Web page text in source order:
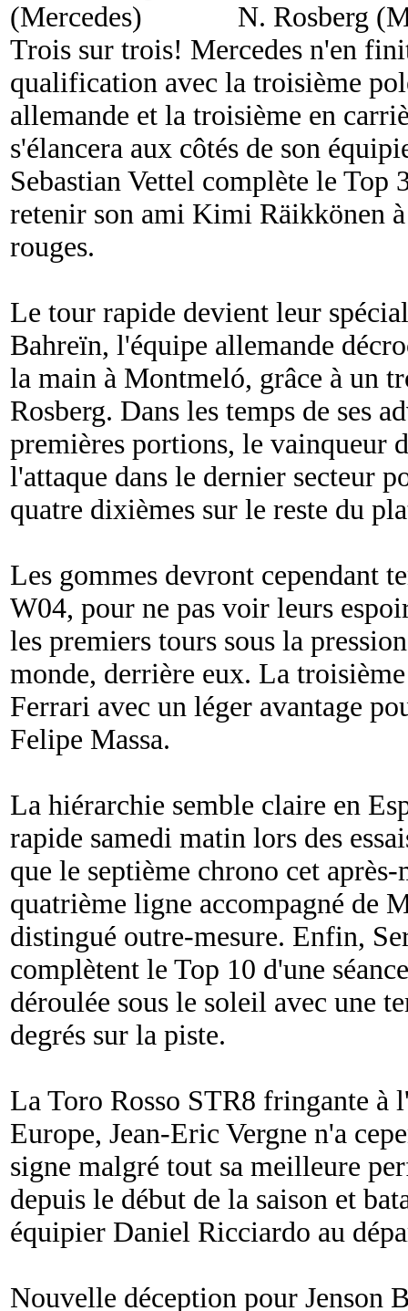
N. Rosberg
Trois sur trois! Mercedes n'en
qualification avec la troisième
allemande et la troisième en
s'élancera aux côtés de son
Sebastian Vettel complète le Top
retenir son ami Kimi Räikkönen
rouges.
Le tour rapide devient leur
Bahreïn, l'équipe allemande
la main à Montmeló, grâce à un
Rosberg. Dans les temps de ses
premières portions, le vainqueur
l'attaque dans le dernier secteur
quatre dixièmes sur le reste du
Les gommes devront cependant
W04, pour ne pas voir leurs
les premiers tours sous la
monde, derrière eux. La
Ferrari avec un léger avantage
Felipe Massa.
La hiérarchie semble claire en
rapide samedi matin lors des
que le septième chrono cet
quatrième ligne accompagné de
distingué outre-mesure. Enfin,
complètent le Top 10 d'une
déroulée sous le soleil avec une
degrés sur la piste.
La Toro Rosso STR8 fringante à
Europe, Jean-Eric Vergne n'a
signe malgré tout sa meilleure
depuis le début de la saison et
équipier Daniel Ricciardo au
Nouvelle déception pour Jenson